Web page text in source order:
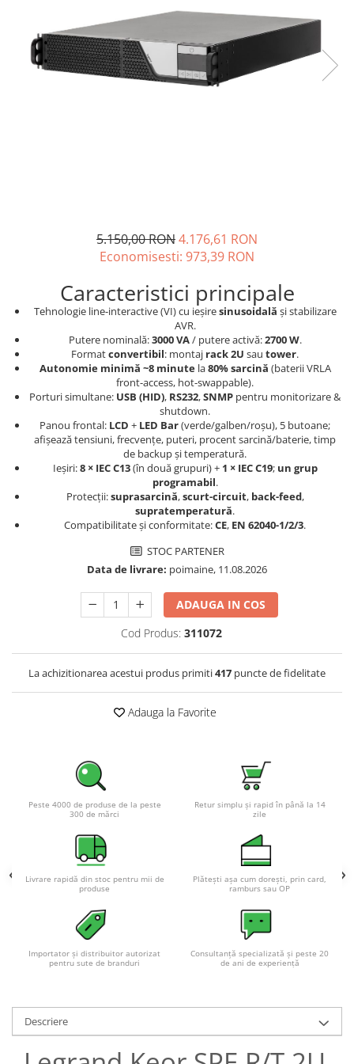
Panouri fotovoltaice si accesorii
Panouri fotovoltaice
Sisteme prindere panouri
Controlere solare
Convertoare de tensiune
LiFePO4
Pachete complete stocare energie
Sisteme de Stocare Comerciale
Sisteme fotovoltaice complete
Sisteme fotovoltaice de putere
mica (rulota/caravan/case de
vacanta)
Sisteme fotovoltaice profesionale
Pachete sisteme fotovoltaice
Statii de incarcare vehicule
Statii de incarcare
Cabluri de incarcare vehicule
Prize de incarcare vehicule
Accesorii
Turbine eoliene pentru casă
Acumulatori VRLA AGM/GEL /
Baterii si acumulatori AGM VRLA
de 6-12 V
Acumulatori Moto, ATV
AGM
SLA AGM (Sealed Lead Acid)
Deep Cycle - Tractiune/Semi-
Tractiune
APC
Pachete acumulatori VRLA
Sisteme de management (BMS)
5.150,00 RON4.176,61 RON
Economisesti: 973,39 RON
Caracteristici principale
Tehnologie line-interactive (VI) cu ieșiresinusoidală și stabilizare
AVR.
Putere nominală:3000 VA/ putere activă:2700 W.
Formatconvertibil: montaj rack 2U sau tower.
Autonomie minimă ~8 minutela80% sarcină (baterii VRLA
front-access, hot-swappable).
Porturi simultane: USB (HID), RS232,SNMP pentru monitorizare &
shutdown.
Panou frontal: LCD + LED Bar(verde/galben/roșu), 5 butoane;
afișează tensiuni, frecvențe, puteri, procent sarcină/baterie, timp
de backup și temperatură.
Ieșiri:8 × IEC C13(în două grupuri) + 1 × IEC C19; un grup
programabil.
Protecții:suprasarcină,scurt-circuit, back-feed,
supratemperatură.
Compatibilitate și conformitate:CE, EN 62040-1/2/3.
STOC PARTENER
Data de livrare: poimaine, 11.08.2026
ADAUGA IN COS
Cod Produs: 311072
La achizitionarea acestui produs primiti417 puncte de fidelitate
Adauga la Favorite
Peste 4000 de produse de la peste
300 de mărci
Retur simplu și rapid în până la 14
zile
Livrare rapidă din stoc pentru mii de
produse
Plătești așa cum dorești, prin card,
ramburs sau OP
Importator și distribuitor autorizat
pentru sute de branduri
Consultanță specializată și peste 20
de ani de experiență
Descriere